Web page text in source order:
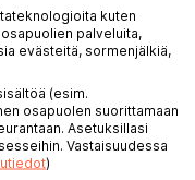
kerran
kuten
palveluita,
evästeitä, sormenjälkiä,
(esim.
osapuolen suorittamaan
Asetuksillasi
Vastaisuudessa
)